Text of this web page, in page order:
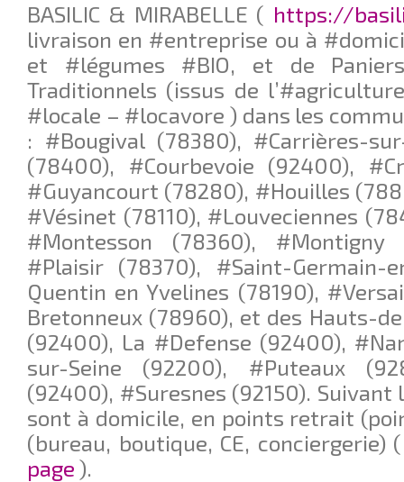
BASILIC & MIRABELLE ( https://
livraison en #entreprise ou à
et #légumes #BIO, et de
Traditionnels (issus de
#locale – #locavore ) dans les
: #Bougival (78380), #Carrières-
(78400), #Courbevoie (92400),
#Guyancourt (78280), #Houilles
#Vésinet (78110), #Louveciennes
#Montesson (78360), #Montigny
#Plaisir (78370), #Saint-Germain-
Quentin en Yvelines (78190),
Bretonneux (78960), et des Hauts-
(92400), La #Defense (92400),
sur-Seine (92200), #Puteaux
(92400), #Suresnes (92150).
sont à domicile, en points retrait
(bureau, boutique, CE, conciergerie)
page ).